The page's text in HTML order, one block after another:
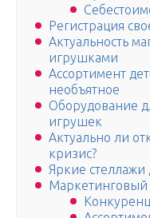
Регистрация
Актуальность
игрушками
Ассортимент
необъятное
Оборудование
игрушек
Актуально ли
кризис?
Яркие стеллажи
Маркетинговый